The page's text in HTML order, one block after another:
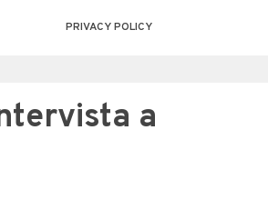
PRIVACY POLICY
a